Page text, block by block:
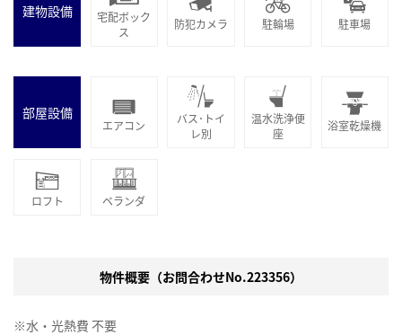
建物設備
宅配ボック
ス
防犯カメラ 駐輪場 駐車場
部屋設備
エアコン
バス･トイ
レ別
温水洗浄便
座
浴室乾燥機
ロフト ベランダ
物件概要（お問合わせNo.223356）
※水・光熱費 不要